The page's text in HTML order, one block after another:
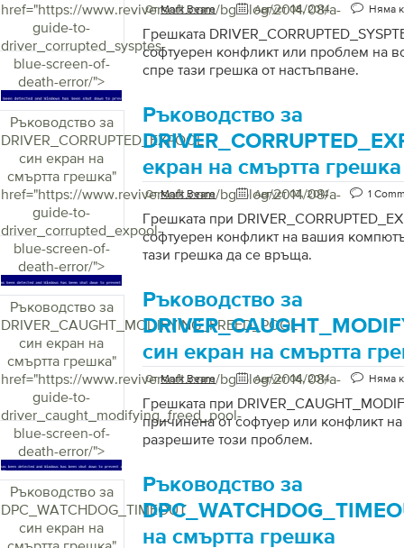
href="https://www.reviversoft.com/bg/blog/2014/08/a-
guide-to-
driver_corrupted_sysptes-
blue-screen-of-
death-error/">
ОтMark Beare Август 08, 2014 Няма
Грешката
софтуерен конфликт или проблем на
спре тази грешка от настъпване.
Ръководство за
DRIVER_CORRUPTED_EXPOOL
син екран на
смъртта грешка"
href="https://www.reviversoft.com/bg/blog/2014/08/a-
guide-to-
driver_corrupted_expool-
blue-screen-of-
death-error/">
Ръководство за
екран на смъртта грешка
ОтMark Beare Август 07, 2014 1
Грешката при
софтуерен конфликт на вашия
тази грешка да се връща.
Ръководство за
DRIVER_CAUGHT_MODIFYING_FREED_POOL
син екран на
смъртта грешка"
href="https://www.reviversoft.com/bg/blog/2014/08/a-
guide-to-
driver_caught_modifying_freed_pool-
blue-screen-of-
death-error/">
Ръководство за
син екран на смъртта
ОтMark Beare Август 06, 2014 Няма
Грешката при
причинена от софтуер или конфликт
разрешите този проблем.
Ръководство за
DPC_WATCHDOG_TIMEOUT
син екран на
Ръководство за
на смъртта грешка